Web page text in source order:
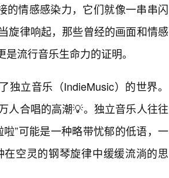
的情感感染力，它们就像一串串闪
旋律响起，那些曾经的画面和情感
流行音乐生命力的证明。
独立音乐（IndieMusic）的世界。
人合唱的高潮💡。独立音乐人往往
”可能是一种略带忧郁的低语，一
空灵的钢琴旋律中缓缓流淌的思